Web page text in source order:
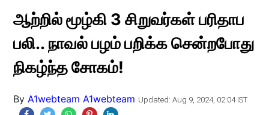
ஆற்றில் மூழ்கி 3 சிறுவர்கள் பரிதாப
பலி.. நாவல் பழம் பறிக்க சென்றபோது
நிகழ்ந்த சோகம்!
By A1webteam A1webteam Updated: Aug 9, 2024, 02:04 IST